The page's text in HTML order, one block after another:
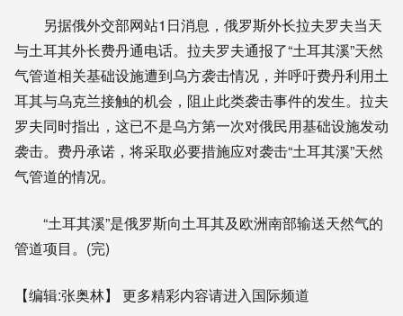
另据俄外交部网站1日消息，俄罗斯外长拉夫罗夫当天
与土耳其外长费丹通电话。拉夫罗夫通报了“土耳其溪”天然
气管道相关基础设施遭到乌方袭击情况，并呼吁费丹利用土
耳其与乌克兰接触的机会，阻止此类袭击事件的发生。拉夫
罗夫同时指出，这已不是乌方第一次对俄民用基础设施发动
袭击。费丹承诺，将采取必要措施应对袭击“土耳其溪”天然
气管道的情况。
“土耳其溪”是俄罗斯向土耳其及欧洲南部输送天然气的
管道项目。(完)
【编辑:张奥林】 更多精彩内容请进入国际频道